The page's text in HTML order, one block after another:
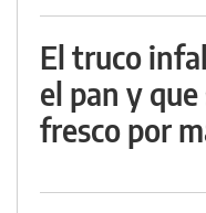
El truco
el pan y
fresco por